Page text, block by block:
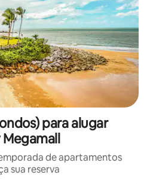
para alugar
de apartamentos
sua reserva